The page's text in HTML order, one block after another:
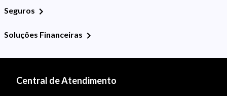
Seguros
Soluções Financeiras
Central de Atendimento